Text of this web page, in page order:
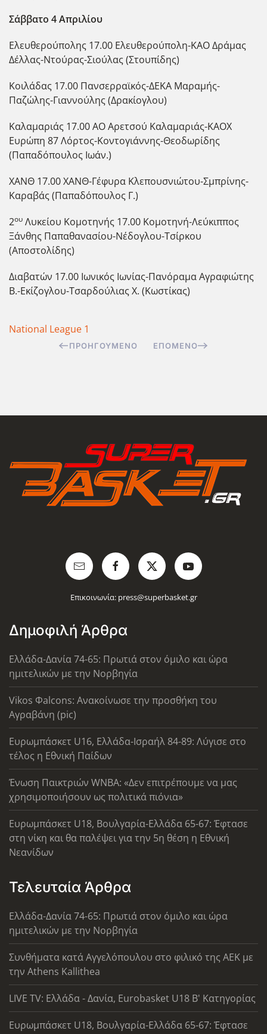
Σάββατο 4 Απριλίου
Ελευθερούπολης 17.00 Ελευθερούπολη-ΚΑΟ Δράμας
Δέλλας-Ντούρας-Σιούλας (Στουπίδης)
Κοιλάδας 17.00 Πανσερραϊκός-ΔΕΚΑ Μαραμής-
Παζώλης-Γιαννούλης (Δρακίογλου)
Καλαμαριάς 17.00 ΑΟ Αρετσού Καλαμαριάς-ΚΑΟΧ
Ευρώπη 87 Λόρτος-Κοντογιάννης-Θεοδωρίδης
(Παπαδόπουλος Ιωάν.)
ΧΑΝΘ 17.00 ΧΑΝΘ-Γέφυρα Κλεπουσνιώτου-Σμπρίνης-
Καραβάς (Παπαδόπουλος Γ.)
2ου Λυκείου Κομοτηνής 17.00 Κομοτηνή-Λεύκιππος
Ξάνθης Παπαθανασίου-Νέδογλου-Τσίρκου
(Αποστολίδης)
Διαβατών 17.00 Ιωνικός Ιωνίας-Πανόραμα Αγραφιώτης
Β.-Εκίζογλου-Τσαρδούλιας Χ. (Κωστίκας)
National League 1
ΠΡΟΗΓΟΎΜΕΝΟ ΕΠΌΜΕΝΟ
Επικοινωνία: press@superbasket.gr
Δημοφιλή Άρθρα
Ελλάδα-Δανία 74-65: Πρωτιά στον όμιλο και ώρα
ημιτελικών με την Νορβηγία
Vikos Φalcons: Ανακοίνωσε την προσθήκη του
Αγραβάνη (pic)
Ευρωμπάσκετ U16, Ελλάδα-Ισραήλ 84-89: Λύγισε στο
τέλος η Εθνική Παίδων
Ένωση Παικτριών WNBA: «Δεν επιτρέπουμε να μας
χρησιμοποιήσουν ως πολιτικά πιόνια»
Ευρωμπάσκετ U18, Βουλγαρία-Ελλάδα 65-67: Έφτασε
στη νίκη και θα παλέψει για την 5η θέση η Εθνική
Νεανίδων
Τελευταία Άρθρα
Ελλάδα-Δανία 74-65: Πρωτιά στον όμιλο και ώρα
ημιτελικών με την Νορβηγία
Συνθήματα κατά Αγγελόπουλου στο φιλικό της ΑΕΚ με
την Athens Kallithea
LIVE TV: Ελλάδα - Δανία, Eurobasket U18 Β' Κατηγορίας
Ευρωμπάσκετ U18, Βουλγαρία-Ελλάδα 65-67: Έφτασε